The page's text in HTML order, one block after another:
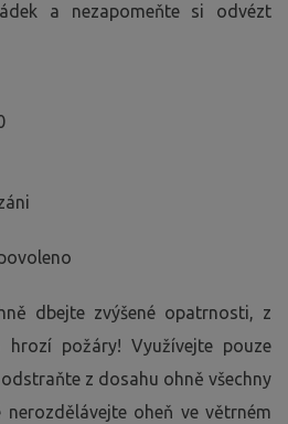
a nezapomeňte si odvézt
dbejte zvýšené opatrnosti, z
hrozí požáry! Využívejte pouze
z dosahu ohně všechny
nerozdělávejte oheň ve větrném